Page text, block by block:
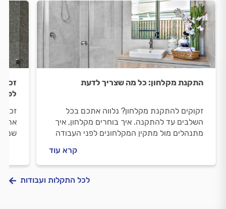
התקנת מקלחון: כל מה שצריך לדעת
זקוקים להתקנת מקלחון? נלווה אתכם בכל
השלבים עד להתקנה. איך בוחרים מקלחון, איך
מתנהלים מול מתקין המקלחונים לפני העבודה
קרא עוד
לכל התקלות ועבודות